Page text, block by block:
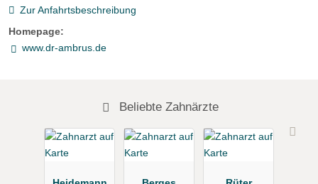
Zur Anfahrtsbeschreibung
Homepage:
www.dr-ambrus.de
Beliebte Zahnärzte